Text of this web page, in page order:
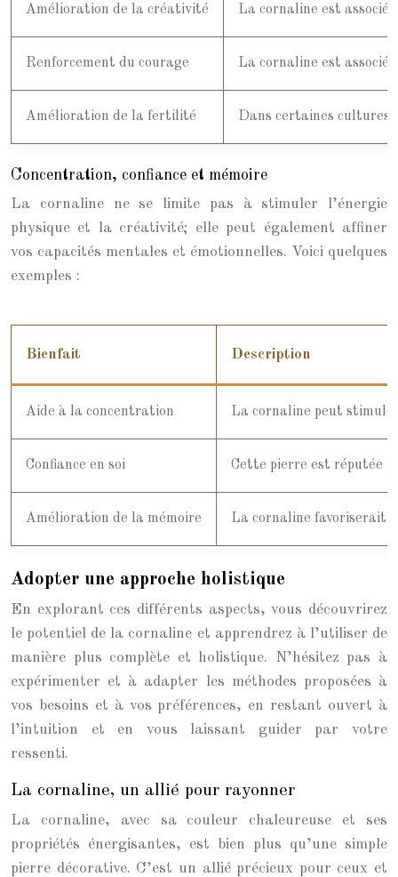
Amélioration de la créativité La cornaline est
Renforcement du courage La cornaline est
Amélioration de la fertilité Dans certaines
Concentration, confiance et mémoire
La cornaline ne se limite pas à stimuler l’énergie
physique et la créativité; elle peut également affiner
vos capacités mentales et émotionnelles. Voici quelques
exemples :
Bienfait Description
Aide à la concentration La cornaline peut
Confiance en soi Cette pierre est réputée
Amélioration de la mémoire La cornaline favoriserait
Adopter une approche holistique
En explorant ces différents aspects, vous découvrirez
le potentiel de la cornaline et apprendrez à l’utiliser de
manière plus complète et holistique. N’hésitez pas à
expérimenter et à adapter les méthodes proposées à
vos besoins et à vos préférences, en restant ouvert à
l’intuition et en vous laissant guider par votre
ressenti.
La cornaline, un allié pour rayonner
La cornaline, avec sa couleur chaleureuse et ses
propriétés énergisantes, est bien plus qu’une simple
pierre décorative. C’est un allié précieux pour ceux et